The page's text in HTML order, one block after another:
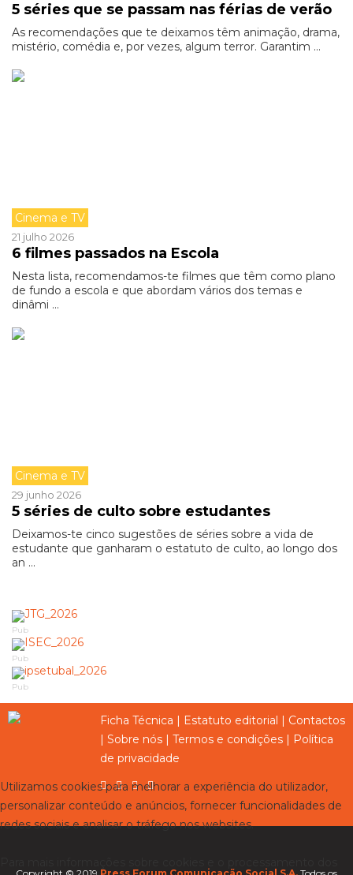
5 séries que se passam nas férias de verão
As recomendações que te deixamos têm animação, drama,
mistério, comédia e, por vezes, algum terror. Garantim ...
Cinema e TV
21 julho 2026
6 filmes passados na Escola
Nesta lista, recomendamos-te filmes que têm como plano
de fundo a escola e que abordam vários dos temas e
dinâmi ...
Cinema e TV
29 junho 2026
5 séries de culto sobre estudantes
Deixamos-te cinco sugestões de séries sobre a vida de
estudante que ganharam o estatuto de culto, ao longo dos
an ...
Pub
Pub
Pub
Ficha Técnica | Estatuto editorial | Contactos
| Sobre nós | Termos e condições | Política
de privacidade
Utilizamos cookies para melhorar a experiência do utilizador,
personalizar conteúdo e anúncios, fornecer funcionalidades de
redes sociais e analisar o tráfego nos websites.